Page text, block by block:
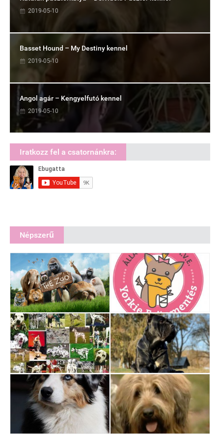
2019-05-10
Basset Hound – My Destiny kennel
2019-05-10
Angol agár – Kengyelfutó kennel
2019-05-10
Iratkozz fel a csatornánkra:
Népszerű